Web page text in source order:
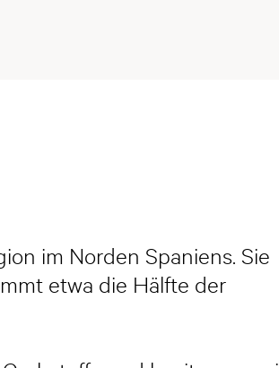
im Norden Spaniens. Sie
etwa die Hälfte der